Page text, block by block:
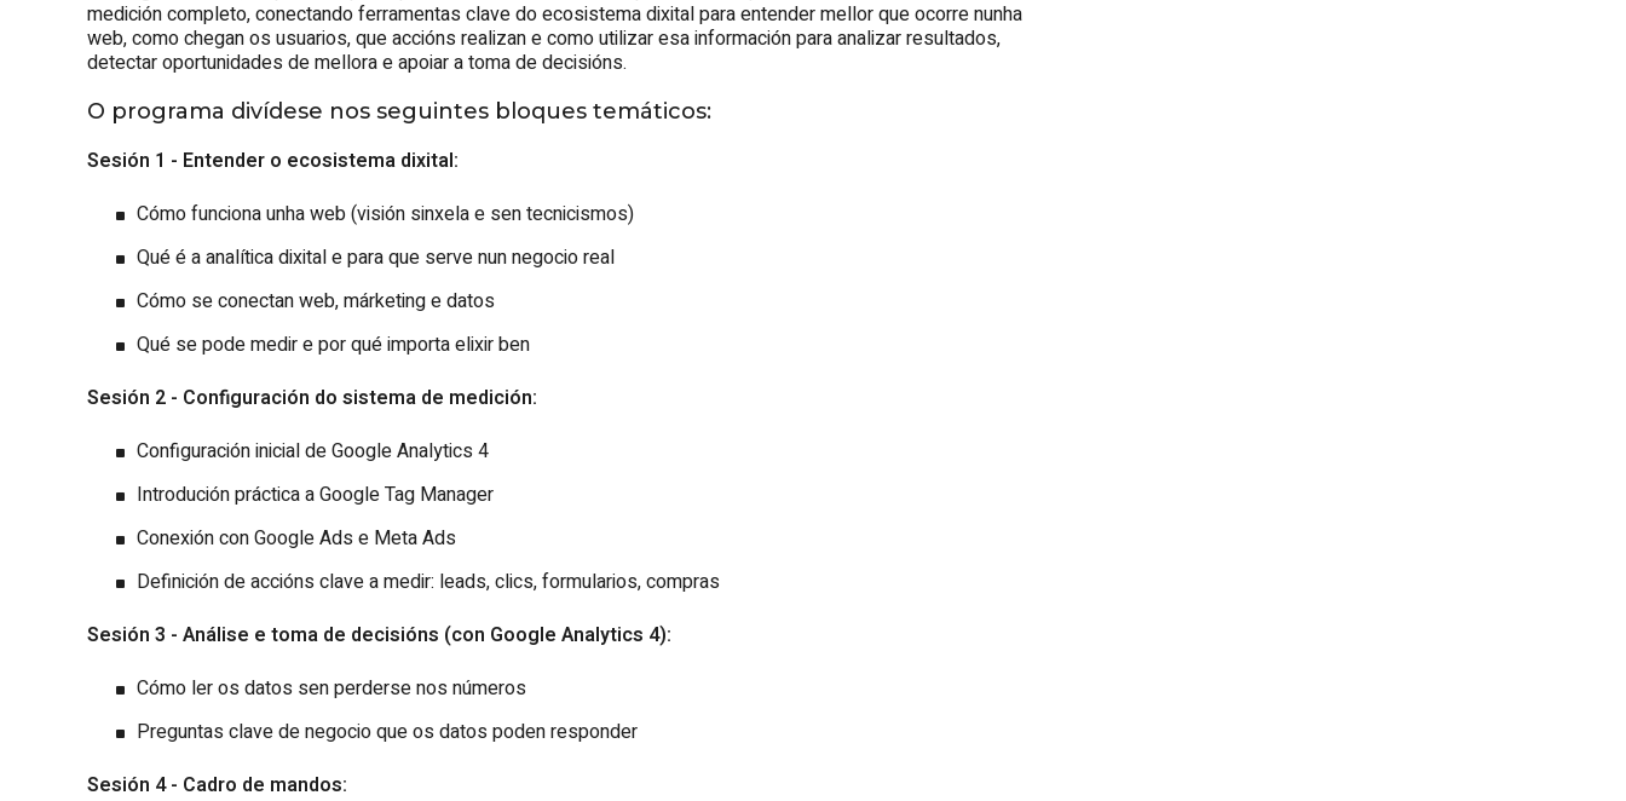
medición completo, conectando ferramentas clave do ecosistema dixital para entender mellor que ocorre nunha
web, como chegan os usuarios, que accións realizan e como utilizar esa información para analizar resultados,
detectar oportunidades de mellora e apoiar a toma de decisións.
O programa divídese nos seguintes bloques temáticos:
Sesión 1 - Entender o ecosistema dixital:
Cómo funciona unha web (visión sinxela e sen tecnicismos)
Qué é a analítica dixital e para que serve nun negocio real
Cómo se conectan web, márketing e datos
Qué se pode medir e por qué importa elixir ben
Sesión 2 - Configuración do sistema de medición:
Configuración inicial de Google Analytics 4
Introdución práctica a Google Tag Manager
Conexión con Google Ads e Meta Ads
Definición de accións clave a medir: leads, clics, formularios, compras
Sesión 3 - Análise e toma de decisións (con Google Analytics 4):
Cómo ler os datos sen perderse nos números
Preguntas clave de negocio que os datos poden responder
Sesión 4 - Cadro de mandos: